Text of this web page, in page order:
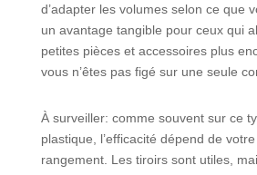
d’adapter les volumes selon ce que
un avantage tangible pour ceux qui
petites pièces et accessoires plus
vous n’êtes pas figé sur une seule
À surveiller: comme souvent sur ce
plastique, l’efficacité dépend de
rangement. Les tiroirs sont utiles,